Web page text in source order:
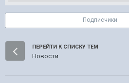
Подписчики
ПЕРЕЙТИ К СПИСКУ ТЕМ
Новости